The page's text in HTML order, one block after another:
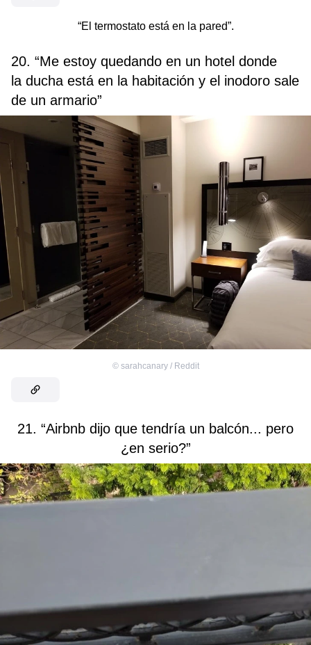
“El termostato está en la pared”.
20. “Me estoy quedando en un hotel donde
la ducha está en la habitación y el inodoro sale
de un armario”
© sarahcanary / Reddit
21. “Airbnb dijo que tendría un balcón... pero
¿en serio?”